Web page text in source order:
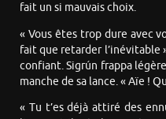
fait un si mauvais choix.
« Vous êtes trop dure avec
fait que retarder l’inévitable
confiant. Sigrún frappa
manche de sa lance. « Aïe !
« Tu t’es déjà attiré des